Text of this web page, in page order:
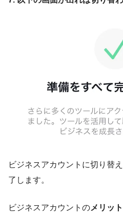
ビジネスアカウントに切り替
了します。
ビジネスアカウントのメリッ